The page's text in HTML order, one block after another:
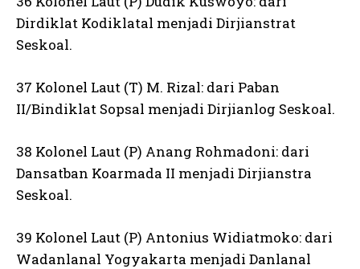
Dirdiklat Kodiklatal menjadi Dirjianstrat
Seskoal.
37 Kolonel Laut (T) M. Rizal: dari Paban
II/Bindiklat Sopsal menjadi Dirjianlog Seskoal.
38 Kolonel Laut (P) Anang Rohmadoni: dari
Dansatban Koarmada II menjadi Dirjianstra
Seskoal.
39 Kolonel Laut (P) Antonius Widiatmoko: dari
Wadanlanal Yogyakarta menjadi Danlanal